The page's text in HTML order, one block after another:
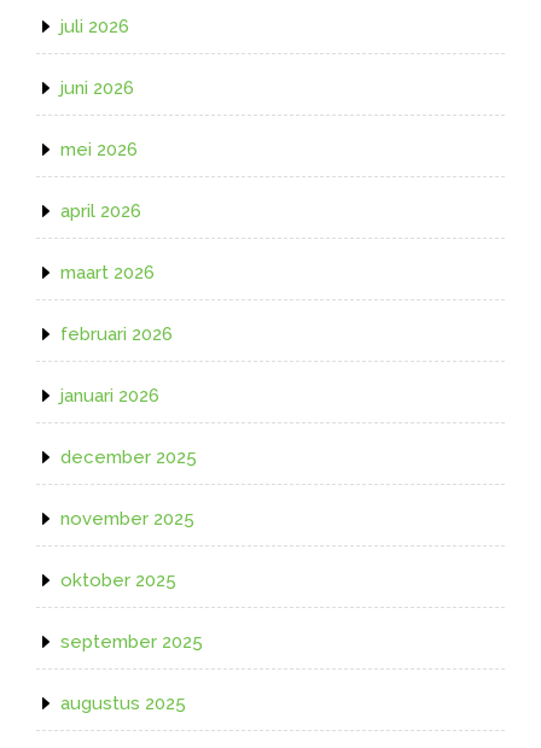
juli 2026
juni 2026
mei 2026
april 2026
maart 2026
februari 2026
januari 2026
december 2025
november 2025
oktober 2025
september 2025
augustus 2025